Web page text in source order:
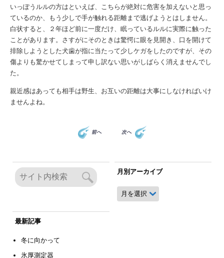
いっぽうルルの方はといえば、こちらが絶対に危害を加えないと思っ
ているのか、もう少しで手が触れる距離まで逃げようとはしません。
白状すると、２年ほど前に一度だけ、眠っているルルに実際に触った
ことがあります。さすがにそのときは驚愕に眼を見開き、口を開けて
排除しようとした犬歯が指に当たって少しケガをしたのですが、その
傷よりも驚かせてしまって申し訳ない思いがしばらく消えませんでし
た。
親近感はあっても相手は野生、お互いの距離は大事にしなければいけ
ませんよね。
前へ 次へ
月別アーカイブ
月
別
最新記事
冬に向かって
氷厚測定器